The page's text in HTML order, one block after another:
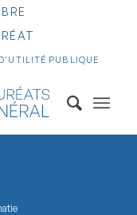
PUBLIQUE